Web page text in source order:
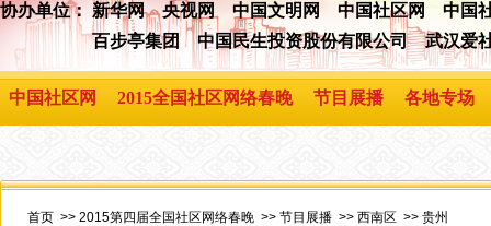
协办单位： 新华网 央视网 中国文明网 中国社区网
中国
百步亭集团
中国民生投资股份有限公司武汉爱社
中国社区网 2015全国社区网络春晚 节目展播 各地专场
首页 >> 2015第四届全国社区网络春晚 >> 节目展播 >> 西南区 >> 贵州